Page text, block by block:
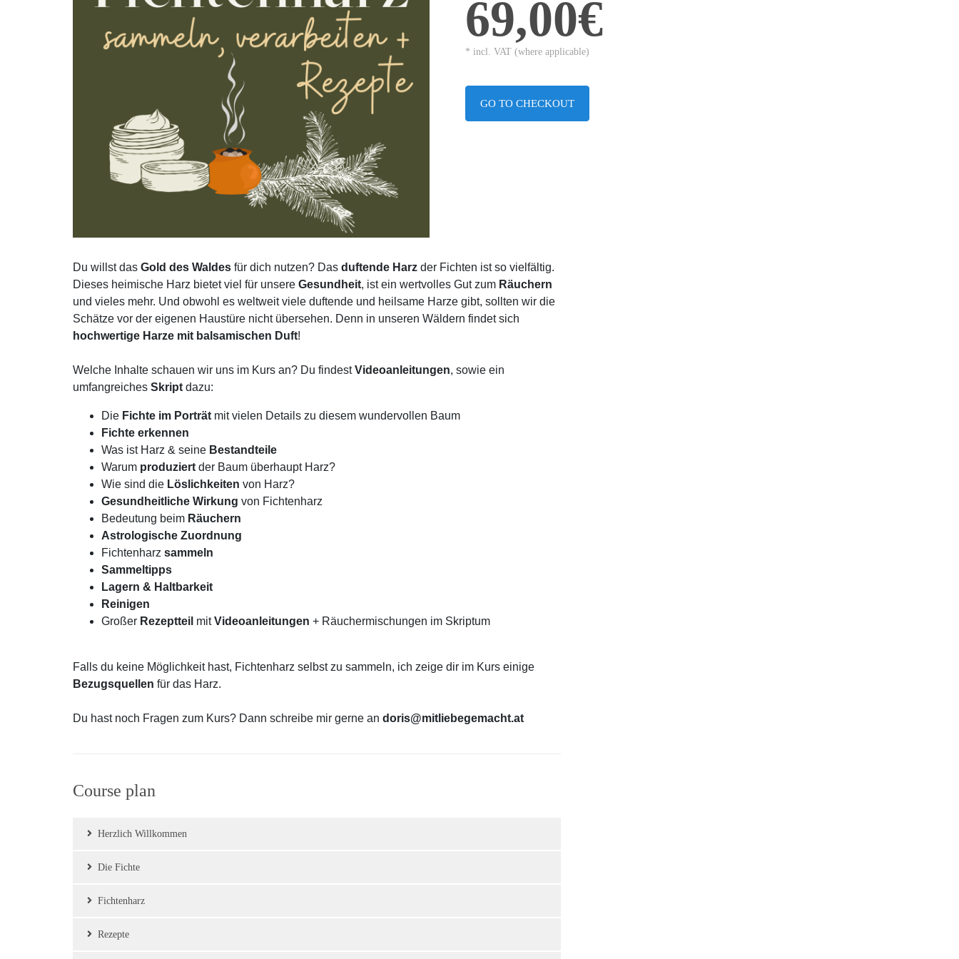
69,00€
* incl. VAT (where applicable)
GO TO CHECKOUT
Du willst das Gold des Waldes für dich nutzen? Das duftende Harz der Fichten ist so vielfältig.
Dieses heimische Harz bietet viel für unsere Gesundheit, ist ein wertvolles Gut zum Räuchern
und vieles mehr. Und obwohl es weltweit viele duftende und heilsame Harze gibt, sollten wir die
Schätze vor der eigenen Haustüre nicht übersehen. Denn in unseren Wäldern findet sich
hochwertige Harze mit balsamischen Duft!
Welche Inhalte schauen wir uns im Kurs an? Du findestVideoanleitungen, sowie ein
umfangreiches Skript dazu:
Die Fichte im Porträt mit vielen Details zu diesem wundervollen Baum
Fichte erkennen
Was ist Harz & seine Bestandteile
Warum produziert der Baum überhaupt Harz?
Wie sind die Löslichkeiten von Harz?
Gesundheitliche Wirkung von Fichtenharz
Bedeutung beim Räuchern
Astrologische Zuordnung
Fichtenharz sammeln
Sammeltipps
Lagern & Haltbarkeit
Reinigen
Großer Rezeptteil mitVideoanleitungen + Räuchermischungen im Skriptum
Falls du keine Möglichkeit hast, Fichtenharz selbst zu sammeln, ich zeige dir im Kurs einige
Bezugsquellen für das Harz.
Du hast noch Fragen zum Kurs? Dann schreibe mir gerne an doris@mitliebegemacht.at
Course plan
Herzlich Willkommen
Die Fichte
Fichtenharz
Rezepte